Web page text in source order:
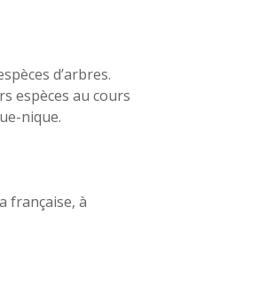
d’arbres.
espèces au cours
nique.
française, à